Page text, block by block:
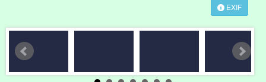
EXIF